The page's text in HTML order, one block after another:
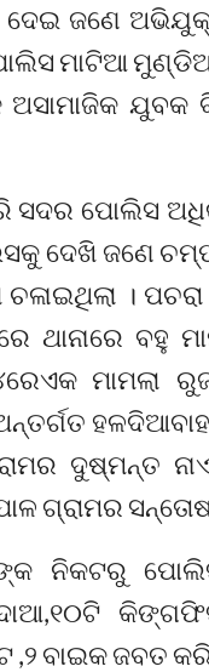
ଜଣେ
ମାଟିଆ
ଅସାମାଜିକ
ପୋଲିସ
ଦେଖି ଜଣେ
।
ଥାନାରେ ବହୁ
୨୪ରେଏକ
ଗ୍ରାମର ଦୁଷ୍ମନ୍ତ
ଗ୍ରାମର
ନିକଟରୁ
ବାଇକ ଜବତ